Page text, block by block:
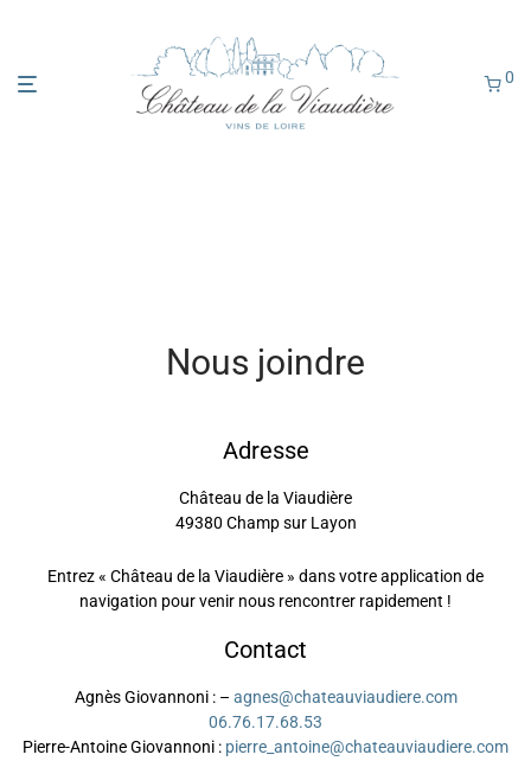
0
Nous joindre
Adresse
Château de la Viaudière
49380 Champ sur Layon
Entrez « Château de la Viaudière » dans votre application de
navigation pour venir nous rencontrer rapidement !
Contact
Agnès Giovannoni : moc.ereiduaivuaetahc@senga
–
35.86.71.67.60
Pierre-Antoine Giovannoni : moc.ereiduaivuaetahc@eniotna_erreip